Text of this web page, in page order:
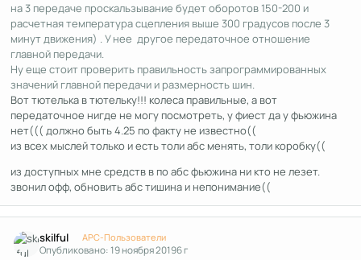
на 3 передаче проскальзывание будет оборотов 150-200 и
расчетная температура сцепления выше 300 градусов после 3
минут движения) . У нее другое передаточное отношение
главной передачи.
Ну еще стоит проверить правильность запрограммированных
значений главной передачи и размерность шин.
Вот тютелька в тютельку!!! колеса правильные, а вот
передаточное нигде не могу посмотреть, у фиест да у фьюжина
нет((( должно быть 4.25 по факту не известно((
из всех мыслей только и есть толи абс менять, толи коробку((
из доступных мне средств в по абс фьюжина ни кто не лезет.
звонил офф, обновить абс тишина и непонимание((
skilful APC-Пользователи
Опубликовано:19 ноября 20196 г